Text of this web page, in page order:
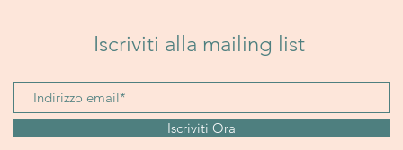
Iscriviti alla mailing list
Iscriviti Ora